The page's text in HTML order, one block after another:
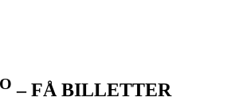
– FÅ BILLETTER